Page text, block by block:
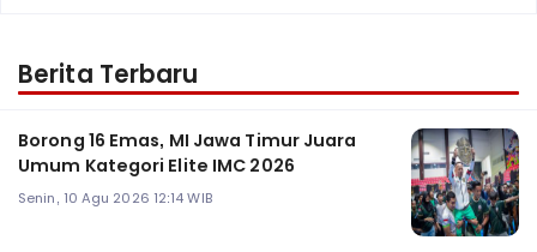
Berita Terbaru
Borong 16 Emas, MI Jawa Timur Juara
Umum Kategori Elite IMC 2026
Senin, 10 Agu 2026 12:14 WIB